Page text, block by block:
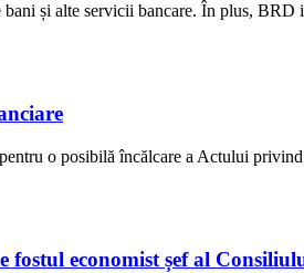
și alte servicii bancare. În plus, BRD
o posibilă încălcare a Actului
fostul economist șef al